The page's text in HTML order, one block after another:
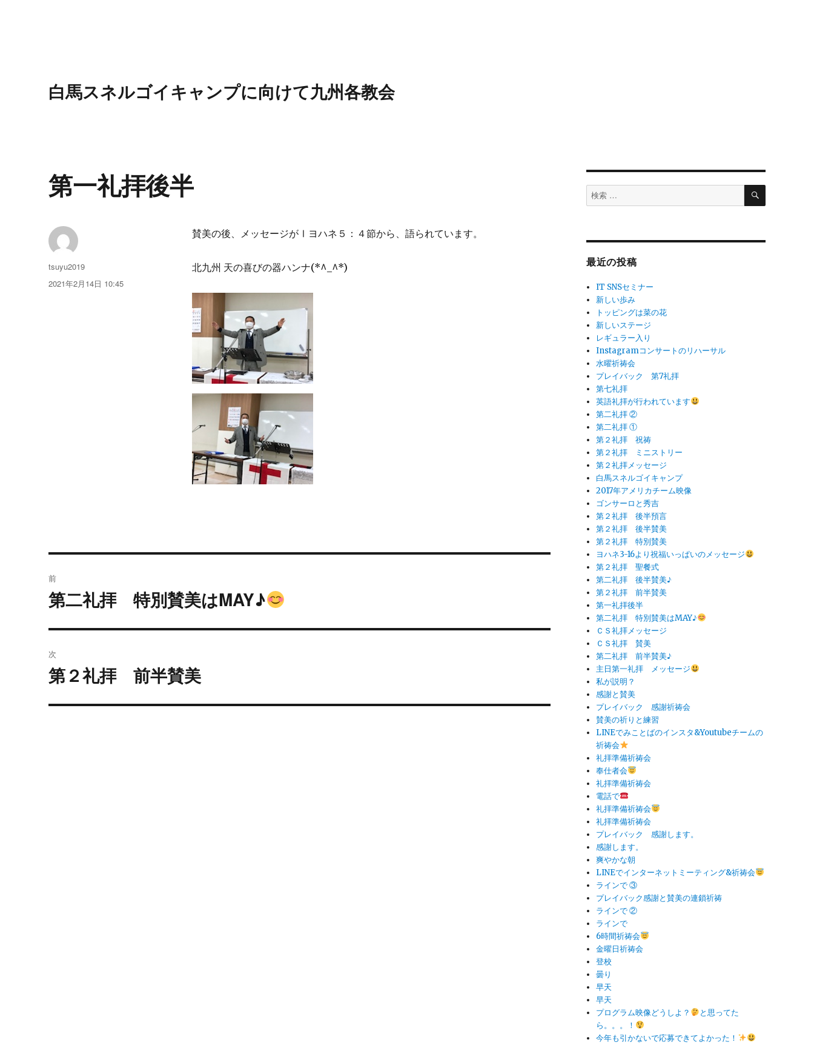
白馬スネルゴイキャンプに向けて九州各教会
第一礼拝後半
賛美の後、メッセージがⅠヨハネ５：４節から、語られています。
北九州 天の喜びの器ハンナ(*^_^*)
投
稿
tsuyu2019
投
2021年2月14日 10:45
稿
ゲ
前
過
の
投
稿:
第二礼拝 特別賛美はMAY♪
次
次
投
第２礼拝 前半賛美
検
索
検
最近の投稿
IT SNSセミナー
新しい歩み
トッピングは菜の花
新しいステージ
レギュラー入り
Instagramコンサートのリハーサル
水曜祈祷会
プレイバック 第7礼拝
第七礼拝
英語礼拝が行われています
第二礼拝 ②
第二礼拝 ①
第２礼拝 祝祷
第２礼拝 ミニストリー
第２礼拝メッセージ
白馬スネルゴイキャンプ
2017年アメリカチーム映像
ゴンサーロと秀吉
第２礼拝 後半預言
第２礼拝 後半賛美
第２礼拝 特別賛美
ヨハネ3-16より祝福いっぱいのメッセージ
第２礼拝 聖餐式
第二礼拝 後半賛美♪
第２礼拝 前半賛美
第一礼拝後半
第二礼拝 特別賛美はMAY♪
ＣＳ礼拝メッセージ
ＣＳ礼拝 賛美
第二礼拝 前半賛美♪
主日第一礼拝 メッセージ
私が説明？
感謝と賛美
プレイバック 感謝祈祷会
賛美の祈りと練習
LINEでみことばのインスタ&Youtubeチームの
祈祷会
礼拝準備祈祷会
奉仕者会
礼拝準備祈祷会
電話で
礼拝準備祈祷会
礼拝準備祈祷会
プレイバック 感謝します。
感謝します。
爽やかな朝
LINEでインターネットミーティング&祈祷会
ラインで ③
プレイバック感謝と賛美の連鎖祈祷
ラインで ②
ラインで
6時間祈祷会
金曜日祈祷会
登校
曇り
早天
早天
プログラム映像どうしよ？
と思ってた
ら。。。！
今年も引かないで応募できてよかった！